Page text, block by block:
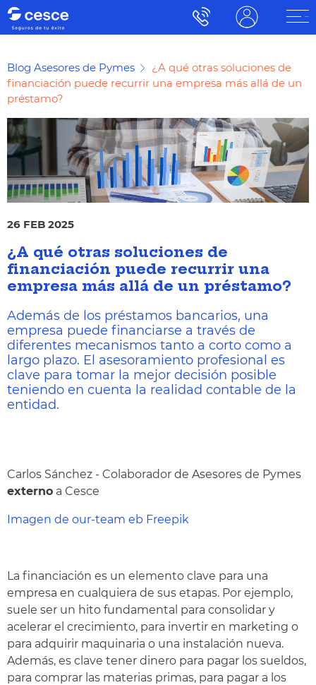
Blog Asesores de Pymes
¿A qué otras soluciones de
financiación puede recurrir una empresa más allá de un
préstamo?
26 FEB 2025
¿A qué otras soluciones de
financiación puede recurrir una
empresa más allá de un préstamo?
Además de los préstamos bancarios, una
empresa puede financiarse a través de
diferentes mecanismos tanto a corto como a
largo plazo. El asesoramiento profesional es
clave para tomar la mejor decisión posible
teniendo en cuenta la realidad contable de la
entidad.
Carlos Sánchez - Colaborador de Asesores de Pymes
externo a Cesce
Imagen de our-team eb Freepik
La financiación es un elemento clave para una
empresa en cualquiera de sus etapas. Por ejemplo,
suele ser un hito fundamental para consolidar y
acelerar el crecimiento, para invertir en marketing o
para adquirir maquinaria o una instalación nueva.
Además, es clave tener dinero para pagar los sueldos,
para comprar las materias primas, para pagar a los